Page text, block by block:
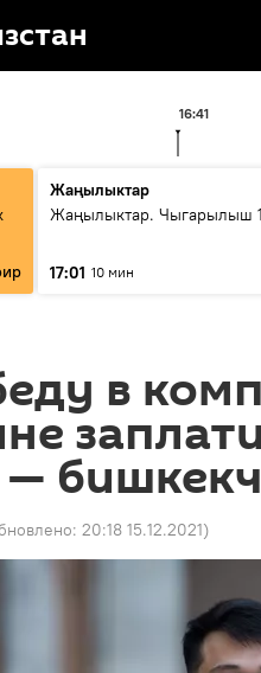
16:41
Жаңылыктар
Жаңылыктар. Чыгарылыш
17:01 10 мин
в
—
20:18 15.12.2021)